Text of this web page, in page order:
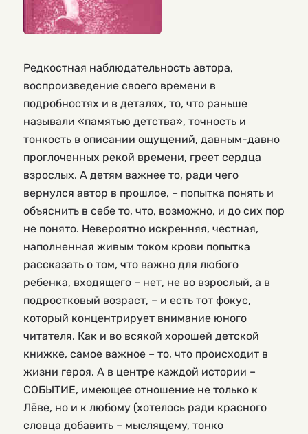
Редкостная наблюдательность автора,
воспроизведение своего времени в
подробностях и в деталях, то, что раньше
называли «памятью детства», точность и
тонкость в описании ощущений, давным-давно
проглоченных рекой времени, греет сердца
взрослых. А детям важнее то, ради чего
вернулся автор в прошлое, – попытка понять и
объяснить в себе то, что, возможно, и до сих пор
не понято. Невероятно искренняя, честная,
наполненная живым током крови попытка
рассказать о том, что важно для любого
ребенка, входящего – нет, не во взрослый, а в
подростковый возраст, – и есть тот фокус,
который концентрирует внимание юного
читателя. Как и во всякой хорошей детской
книжке, самое важное – то, что происходит в
жизни героя. А в центре каждой истории –
СОБЫТИЕ, имеющее отношение не только к
Лёве, но и к любому (хотелось ради красного
словца добавить – мыслящему, тонко